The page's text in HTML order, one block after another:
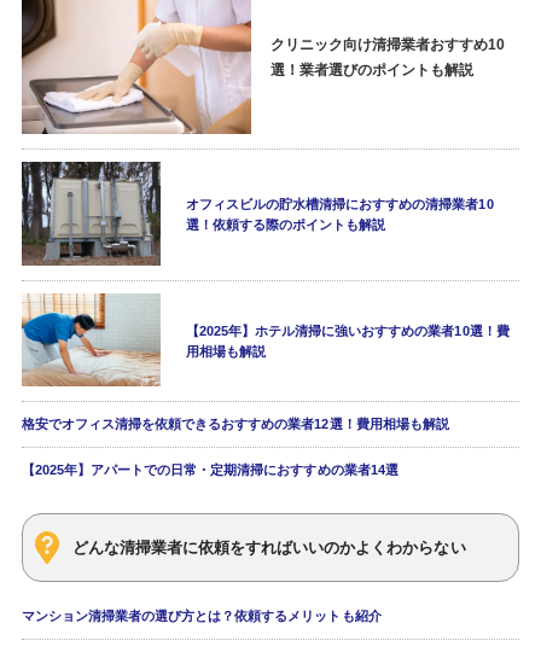
クリニック向け清掃業者おすすめ10
選！業者選びのポイントも解説
オフィスビルの貯水槽清掃におすすめの清掃業者10
選！依頼する際のポイントも解説
【2025年】ホテル清掃に強いおすすめの業者10選！費
用相場も解説
格安でオフィス清掃を依頼できるおすすめの業者12選！費用相場も解説
【2025年】アパートでの日常・定期清掃におすすめの業者14選
どんな清掃業者に依頼をすればいいのかよくわからない
マンション清掃業者の選び方とは？依頼するメリットも紹介